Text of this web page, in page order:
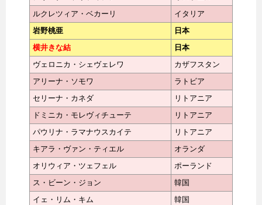
ルクレツィア・ベカーリ
イタリア
岩野桃亜
日本
横井きな結
日本
ヴェロニカ・シェヴェレワ
カザフスタン
アリーナ・ソモワ
ラトビア
セリーナ・カネダ
リトアニア
ドミニカ・モレヴィチューテ
リトアニア
パウリナ・ラマナウスカイテ
リトアニア
キアラ・ヴァン・ティエル
オランダ
オリウィア・ツェフェル
ポーランド
ス・ビーン・ジョン
韓国
イェ・リム・キム
韓国